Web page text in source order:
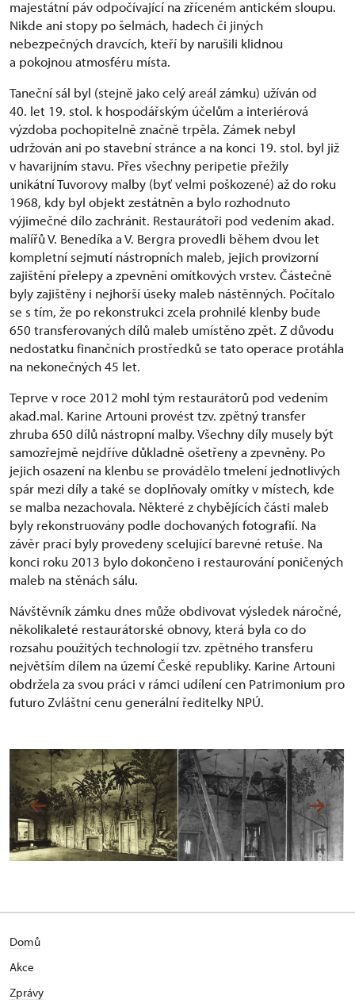
majestátní páv odpočívající na zříceném antickém sloupu.
Nikde ani stopy po šelmách, hadech či jiných
nebezpečných dravcích, kteří by narušili klidnou
a pokojnou atmosféru místa.
Taneční sál byl (stejně jako celý areál zámku) užíván od
40. let 19. stol. k hospodářským účelům a interiérová
výzdoba pochopitelně značně trpěla. Zámek nebyl
udržován ani po stavební stránce a na konci 19. stol. byl již
v havarijním stavu. Přes všechny peripetie přežily
unikátní Tuvorovy malby (byť velmi poškozené) až do roku
1968, kdy byl objekt zestátněn a bylo rozhodnuto
výjimečné dílo zachránit. Restaurátoři pod vedením akad.
malířů V. Benedíka a V. Bergra provedli během dvou let
kompletní sejmutí nástropních maleb, jejich provizorní
zajištění přelepy a zpevnění omítkových vrstev. Částečně
byly zajištěny i nejhorší úseky maleb nástěnných. Počítalo
se s tím, že po rekonstrukci zcela prohnilé klenby bude
650 transferovaných dílů maleb umístěno zpět. Z důvodu
nedostatku finančních prostředků se tato operace protáhla
na nekonečných 45 let.
Teprve v roce 2012 mohl tým restaurátorů pod vedením
akad.mal. Karine Artouni provést tzv. zpětný transfer
zhruba 650 dílů nástropní malby. Všechny díly musely být
samozřejmě nejdříve důkladně ošetřeny a zpevněny. Po
jejich osazení na klenbu se provádělo tmelení jednotlivých
spár mezi díly a také se doplňovaly omítky v místech, kde
se malba nezachovala. Některé z chybějících části maleb
byly rekonstruovány podle dochovaných fotografií. Na
závěr prací byly provedeny scelující barevné retuše. Na
konci roku 2013 bylo dokončeno i restaurování poničených
maleb na stěnách sálu.
Návštěvník zámku dnes může obdivovat výsledek náročné,
několikaleté restaurátorské obnovy, která byla co do
rozsahu použitých technologií tzv. zpětného transferu
největším dílem na území České republiky. Karine Artouni
obdržela za svou práci v rámci udílení cen Patrimonium pro
futuro Zvláštní cenu generální ředitelky NPÚ.
Domů
Akce
Zprávy